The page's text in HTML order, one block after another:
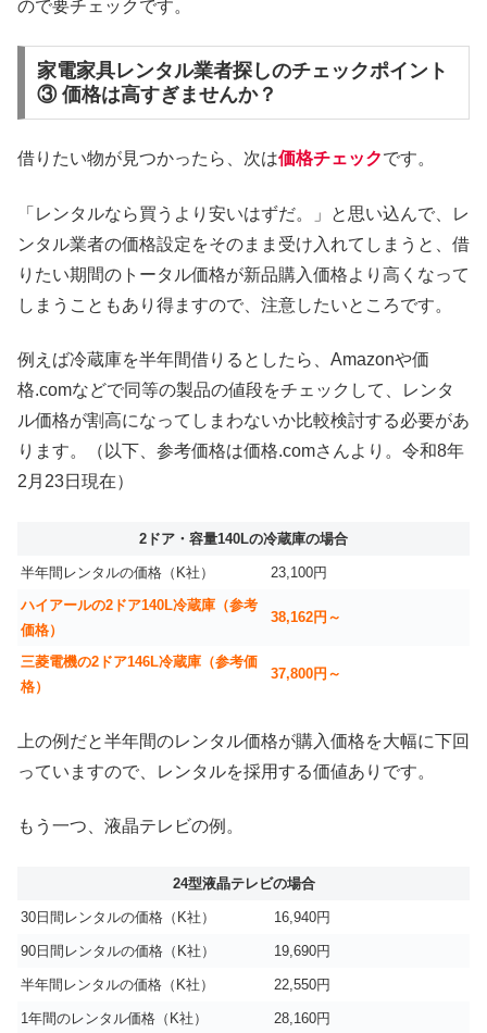
ので要チェックです。
家電家具レンタル業者探しのチェックポイント
③ 価格は高すぎませんか？
借りたい物が見つかったら、次は価格チェックです。
「レンタルなら買うより安いはずだ。」と思い込んで、レ
ンタル業者の価格設定をそのまま受け入れてしまうと、借
りたい期間のトータル価格が新品購入価格より高くなって
しまうこともあり得ますので、注意したいところです。
例えば冷蔵庫を半年間借りるとしたら、Amazonや価
格.comなどで同等の製品の値段をチェックして、レンタ
ル価格が割高になってしまわないか比較検討する必要があ
ります。（以下、参考価格は価格.comさんより。令和8年
2月23日現在）
2ドア・容量140Lの冷蔵庫の場合
半年間レンタルの価格（K社）
23,100円
ハイアールの2ドア140L冷蔵庫（参考
価格）
38,162円～
三菱電機の2ドア146L冷蔵庫（参考価
格）
37,800円～
上の例だと半年間のレンタル価格が購入価格を大幅に下回
っていますので、レンタルを採用する価値ありです。
もう一つ、液晶テレビの例。
24型液晶テレビの場合
30日間レンタルの価格（K社） 16,940円
90日間レンタルの価格（K社） 19,690円
半年間レンタルの価格（K社） 22,550円
1年間のレンタル価格（K社） 28,160円